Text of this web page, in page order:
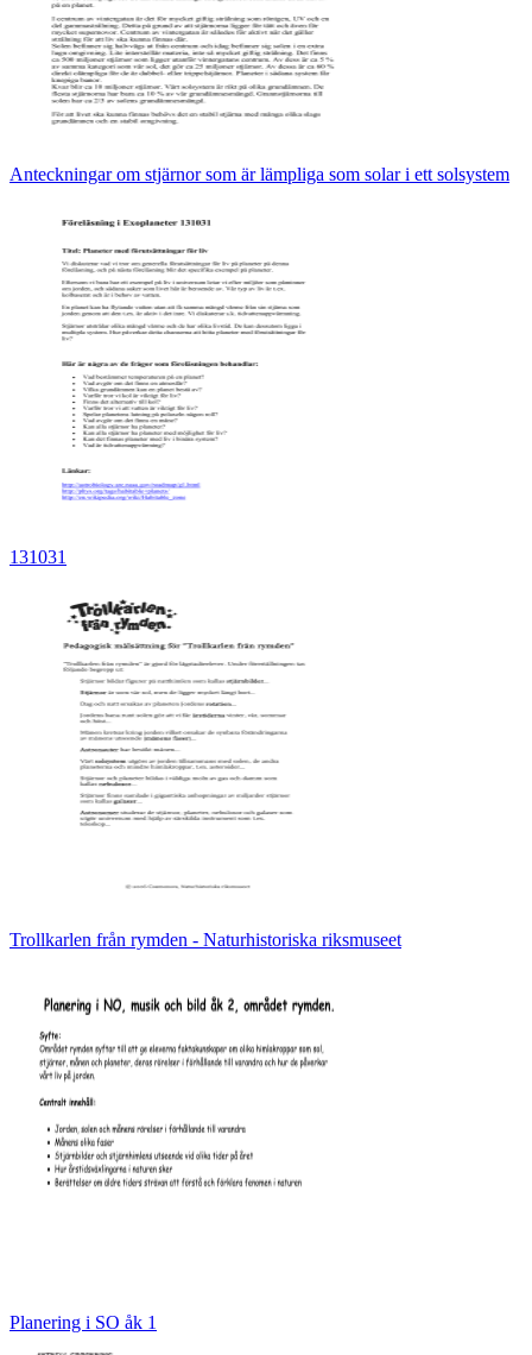
Anteckningar om stjärnor som är lämpliga som solar i ett solsystem
131031
Trollkarlen från rymden - Naturhistoriska riksmuseet
Planering i SO åk 1